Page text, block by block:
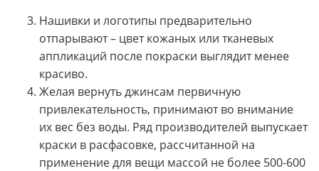
Нашивки и логотипы предварительно
отпарывают – цвет кожаных или тканевых
аппликаций после покраски выглядит менее
красиво.
Желая вернуть джинсам первичную
привлекательность, принимают во внимание
их вес без воды. Ряд производителей выпускает
краски в расфасовке, рассчитанной на
применение для вещи массой не более 500-600